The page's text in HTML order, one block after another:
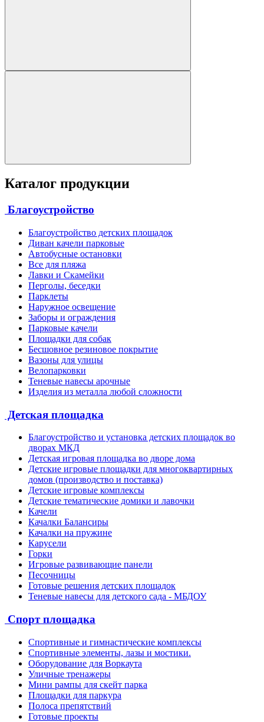
Каталог продукции
Благоустройство
Благоустройство детских площадок
Диван качели парковые
Автобусные остановки
Все для пляжа
Лавки и Скамейки
Перголы, беседки
Парклеты
Наружное освещение
Заборы и ограждения
Парковые качели
Площадки для собак
Бесшовное резиновое покрытие
Вазоны для улицы
Велопарковки
Теневые навесы арочные
Изделия из металла любой сложности
Детская площадка
Благоустройство и установка детских площадок во
дворах МКД
Детская игровая площадка во дворе дома
Детские игровые площадки для многоквартирных
домов (производство и поставка)
Детские игровые комплексы
Детские тематические домики и лавочки
Качели
Качалки Балансиры
Качалки на пружине
Карусели
Горки
Игровые развивающие панели
Песочницы
Готовые решения детских площадок
Теневые навесы для детского сада - МБДОУ
Спорт площадка
Спортивные и гимнастические комплексы
Спортивные элементы, лазы и мостики.
Оборудование для Воркаута
Уличные тренажеры
Мини рампы для скейт парка
Площадки для паркура
Полоса препятствий
Готовые проекты